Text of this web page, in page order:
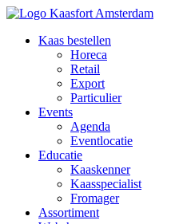
Kaas bestellen
Horeca
Retail
Export
Particulier
Events
Agenda
Eventlocatie
Educatie
Kaaskenner
Kaasspecialist
Fromager
Assortiment